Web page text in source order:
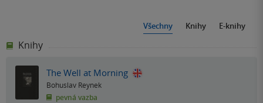
Všechny Knihy E-knihy
Knihy
The Well at Morning
Bohuslav Reynek
pevná vazba